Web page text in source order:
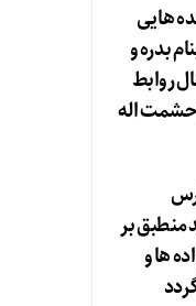
هایی
بدره و
با ۶۰ سال روابط
اله
منطبق بر
ها و